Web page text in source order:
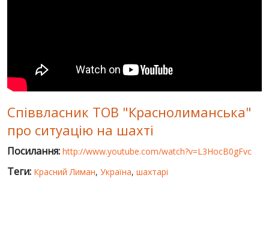
ПУБЛІЧНІ ЛЮДИ
РОСІЙСЬКО-УКРАЇНСЬКА ВІЙНА
"WINTER ON FIRE"
ХРОНОЛОГІЯ ЄВРОМАЙДАНУ
Співвласник ТОВ "Краснолиманська"
про ситуацію на шахті
Посилання: http://www.youtube.com/watch?v=L3HocB0gFvc
Теги: Красний Лиман, Україна, шахтарі